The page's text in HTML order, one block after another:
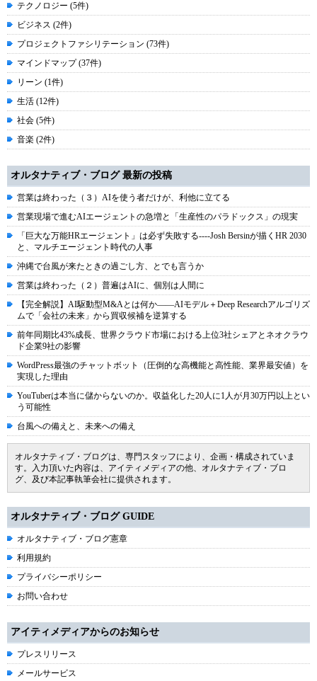
テクノロジー (5件)
ビジネス (2件)
プロジェクトファシリテーション (73件)
マインドマップ (37件)
リーン (1件)
生活 (12件)
社会 (5件)
音楽 (2件)
オルタナティブ・ブログ 最新の投稿
営業は終わった（３）AIを使う者だけが、利他に立てる
営業現場で進むAIエージェントの急増と「生産性のパラドックス」の現実
「巨大な万能HRエージェント」は必ず失敗する----Josh Bersinが描くHR 2030
と、マルチエージェント時代の人事
沖縄で台風が来たときの過ごし方、とでも言うか
営業は終わった（２）普遍はAIに、個別は人間に
【完全解説】AI駆動型M&Aとは何か――AIモデル＋Deep Researchアルゴリズ
ムで「会社の未来」から買収候補を逆算する
前年同期比43%成長、世界クラウド市場における上位3社シェアとネオクラウ
ド企業9社の影響
WordPress最強のチャットボット（圧倒的な高機能と高性能、業界最安値）を
実現した理由
YouTuberは本当に儲からないのか。収益化した20人に1人が月30万円以上とい
う可能性
台風への備えと、未来への備え
オルタナティブ・ブログは、専門スタッフにより、企画・構成されていま
す。入力頂いた内容は、アイティメディアの他、オルタナティブ・ブロ
グ、及び本記事執筆会社に提供されます。
オルタナティブ・ブログ GUIDE
オルタナティブ・ブログ憲章
利用規約
プライバシーポリシー
お問い合わせ
アイティメディアからのお知らせ
プレスリリース
メールサービス